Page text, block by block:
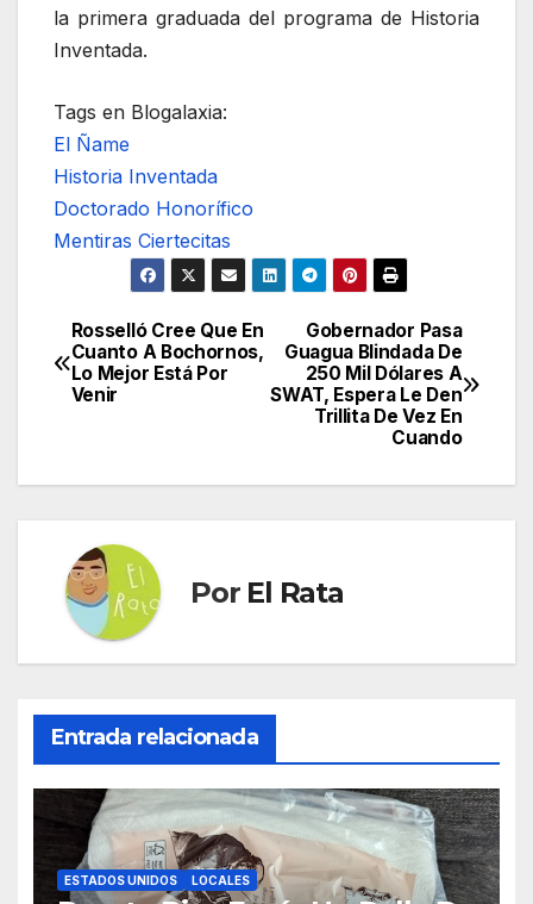
la primera graduada del programa de Historia
Inventada.
Tags en Blogalaxia:
El Ñame
Historia Inventada
Doctorado Honorífico
Mentiras Ciertecitas
Navegación
de
Gobernador Pasa
Guagua Blindada De
250 Mil Dólares A
SWAT, Espera Le Den
Trillita De Vez En
Cuando
Rosselló Cree Que En
Cuanto A Bochornos,
Lo Mejor Está Por
Venir
Por El Rata
Entrada relacionada
ESTADOS UNIDOS LOCALES